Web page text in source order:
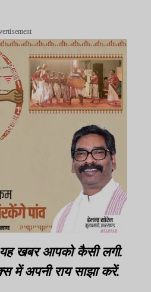
खबर आपको कैसी लगी.
में अपनी राय साझा करें.